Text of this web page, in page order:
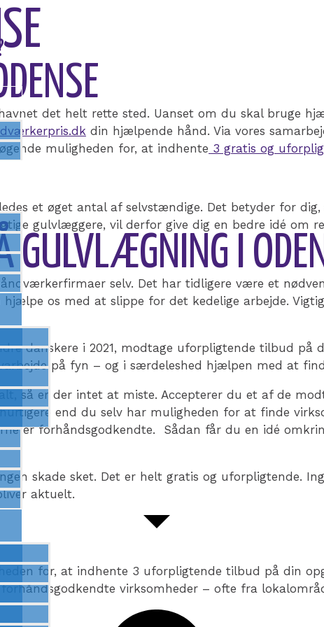
det helt rette sted. Uanset om du skal bruge
din hjælpende hånd. Via vores
muligheden for, at indhente 3 gratis og
et øget antal af selvstændige. Det betyder for
gulvlæggere, vil derfor give dig en bedre idé om
GULVLÆGNING I
selv. Det har tidligere være et
os med at slippe for det kedelige arbejde.
danskere i 2021, modtage uforpligtende tilbud på
på fyn – og i særdeleshed hjælpen med at
så er der intet at miste. Accepterer du et af de
end du selv har muligheden for at finde
er forhåndsgodkendte. Sådan får du en idé
skade sket. Det er helt gratis og uforpligtende.
aktuelt.
for, at indhente 3 uforpligtende tilbud på din
virksomheder – ofte fra